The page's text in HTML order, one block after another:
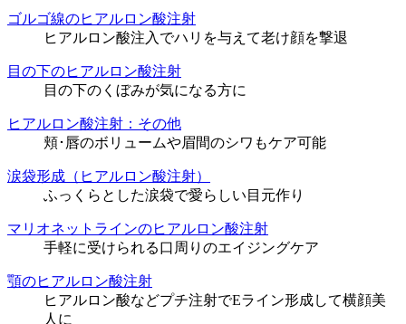
ゴルゴ線のヒアルロン酸注射
ヒアルロン酸注入でハリを与えて老け顔を撃退
目の下のヒアルロン酸注射
目の下のくぼみが気になる方に
ヒアルロン酸注射：その他
頬･唇のボリュームや眉間のシワもケア可能
涙袋形成（ヒアルロン酸注射）
ふっくらとした涙袋で愛らしい目元作り
マリオネットラインのヒアルロン酸注射
手軽に受けられる口周りのエイジングケア
顎のヒアルロン酸注射
ヒアルロン酸などプチ注射でEライン形成して横顔美
人に